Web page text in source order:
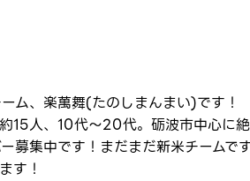
ム、楽萬舞(たのしまんまい)です！
15人、10代〜20代。砺波市中心に絶
募集中です！まだまだ新米チームで
す！